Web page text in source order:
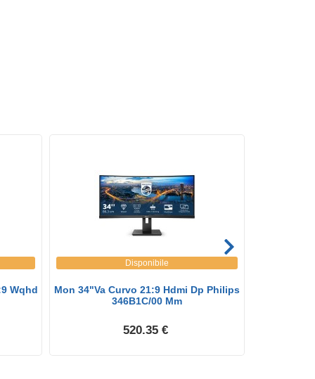
Wqhd
Disponibile
Mon 34"Va Curvo 21:9 Hdmi Dp Philips
346B1C/00 Mm
520.35 €